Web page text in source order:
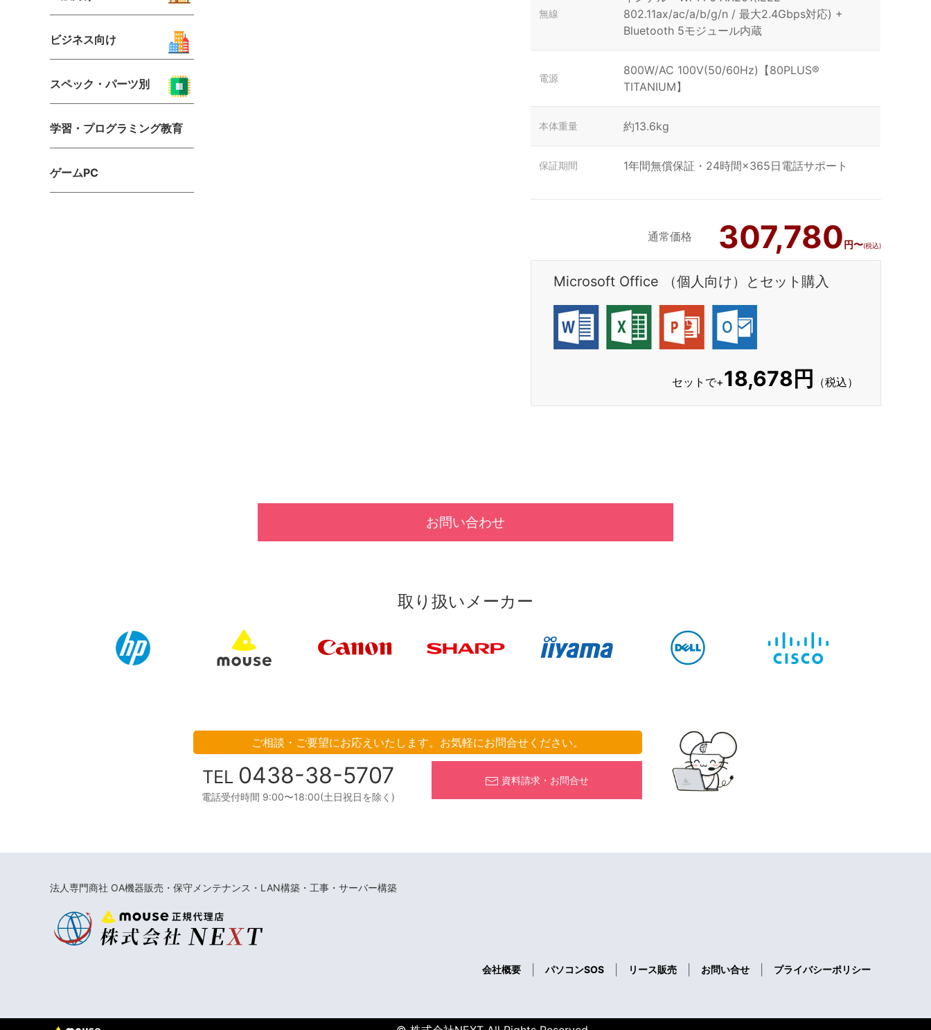
ビジネス向け
スペック・パーツ別
学習・プログラミング教育
ゲームPC
無線
802.11ax/ac/a/b/g/n / 最大2.4Gbps対応) +
Bluetooth 5モジュール内蔵
電源
800W/AC 100V(50/60Hz)【80PLUS®
TITANIUM】
本体重量 約13.6kg
保証期間 1年間無償保証・24時間×365日電話サポート
通常価格 307,780円〜(税込)
Microsoft Office （個人向け）とセット購入
セットで+18,678円 （税込）
お問い合わせ
取り扱いメーカー
ご相談・ご要望にお応えいたします。 お気軽にお問合せください。
TEL 0438-38-5707
電話受付時間 9:00〜18:00(土日祝日を除く)
資料請求・お問合せ
法人専門商社 OA機器販売・保守メンテナンス・LAN構築・工事・サーバー構築
会社概要 パソコンSOS リース販売 お問い合せ プライバシーポリシー